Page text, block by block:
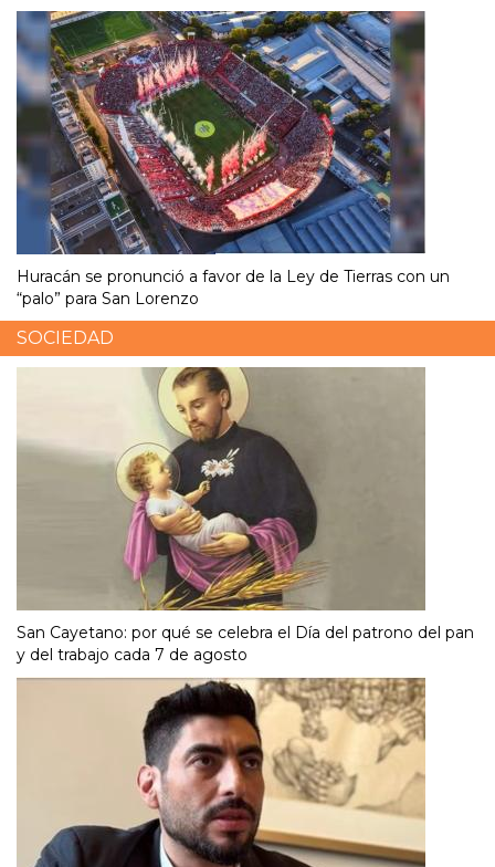
Huracán se pronunció a favor de la Ley de Tierras con un
“palo” para San Lorenzo
SOCIEDAD
San Cayetano: por qué se celebra el Día del patrono del pan
y del trabajo cada 7 de agosto